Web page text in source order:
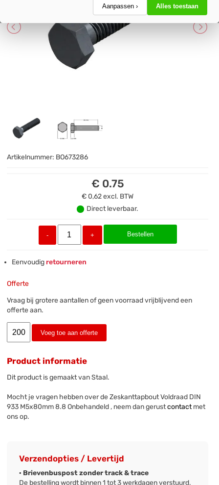
Aanpassen › Alles toestaan
Artikelnummer: BO673286
€ 0.75
€ 0,62excl. BTW
Direct leverbaar.
- + Bestellen
Eenvoudigretourneren
Offerte
Vraag bij grotere aantallen of geen voorraad vrijblijvend een
offerte aan.
Voeg toe aan offerte
Product informatie
Dit product is gemaakt van Staal.
Mocht je vragen hebben over de Zeskanttapbout Voldraad DIN
933 M5x80mm 8.8 Onbehandeld , neem dan gerustcontactmet
ons op.
Verzendopties / Levertijd
· Brievenbuspost zonder track & trace
De bestelling wordt binnen 1 tot 3 werkdagen verstuurd.